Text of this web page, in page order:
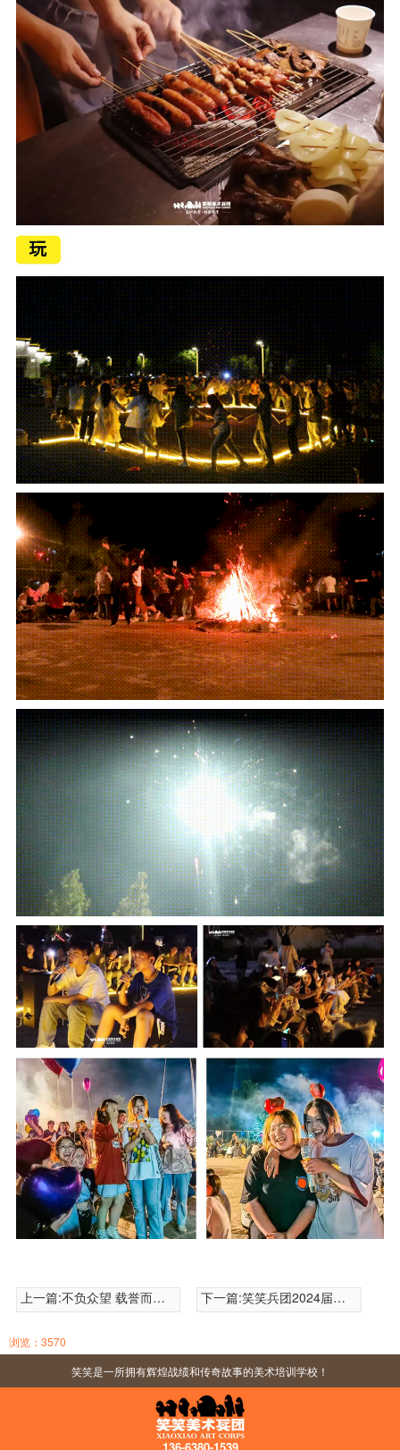
上一篇:不负众望 载誉而归 | 笑笑兵团2023 下一篇:笑笑兵团2024届河南美术第一次模拟考试
浏览：3570
笑笑是一所拥有辉煌战绩和传奇故事的美术培训学校！